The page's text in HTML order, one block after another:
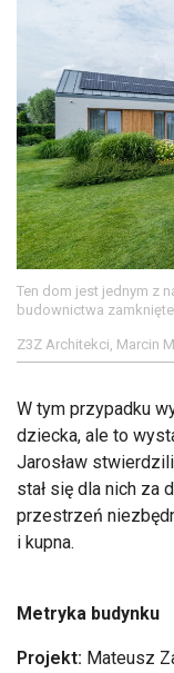
Ten dom jest jednym z
budownictwa
Z3Z Architekci, Marcin
W tym przypadku
dziecka, ale to
Jarosław
stał się dla nich za
przestrzeń
i kupna.
Metryka budynku
Projekt: Mateusz